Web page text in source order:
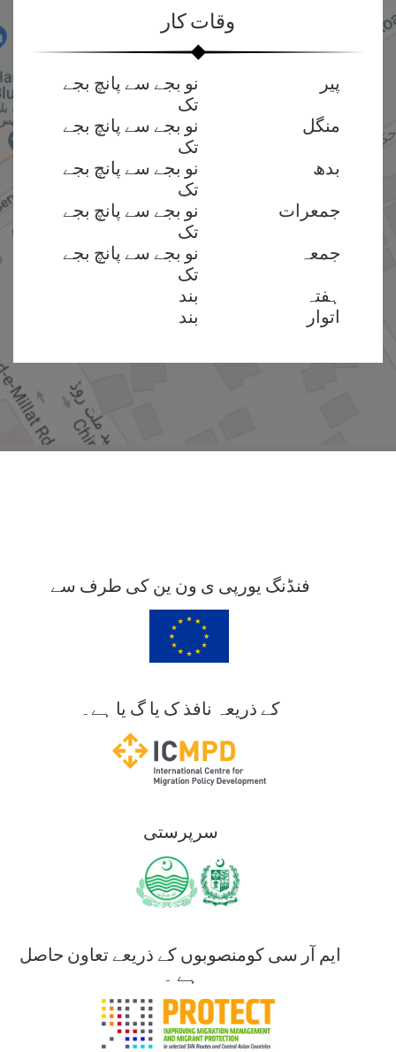
وقات کار
پیر
نو بجے سے پانچ بجے
تک
منگل
نو بجے سے پانچ بجے
تک
بدھ
نو بجے سے پانچ بجے
تک
جمعرات
نو بجے سے پانچ بجے
تک
جمعہ
نو بجے سے پانچ بجے
تک
ہفتہ
بند
اتوار
بند
فنڈنگ یورپی ی ون ین کی طرف سے
کے ذریعہ نافذ ک یا گ یا ہے۔
سرپرستی
ایم آر سی کومنصوبوں کے ذریعے تعاون حاصل
ہے ۔